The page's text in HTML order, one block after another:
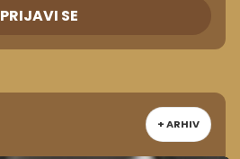
PRIJAVI SE
+ ARHIV